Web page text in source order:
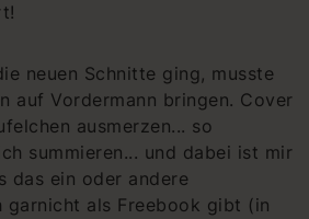
neuen Schnitte ging, musste
auf Vordermann bringen. Cover
ausmerzen... so
summieren... und dabei ist mir
das ein oder andere
garnicht als Freebook gibt (in